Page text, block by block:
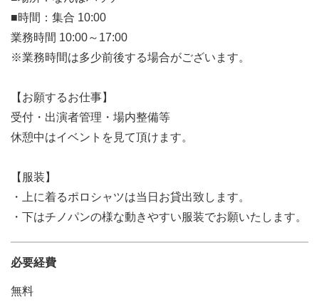
■時間：集合 10:00
業務時間 10:00～17:00
※業務時間は多少前後する場合がございます。
【お願するお仕事】
受付・出演者管理・場内整備等
休憩中はイベントを見て頂けます。
【服装】
・上に着るポロシャツは当日お貸出致します。
・下はチノパンの様な動きやすい服装でお願いたします。
必要経費
無料